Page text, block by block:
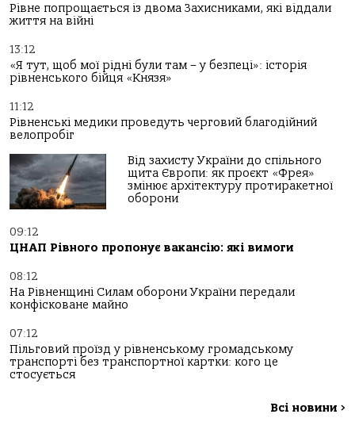
Рівне попрощається із двома Захисниками, які віддали
життя на війні
13:12
«Я тут, щоб мої рідні були там – у безпеці»: історія
рівненського бійця «Князя»
11:12
Рівненські медики проведуть черговий благодійний
велопробіг
Від захисту України до спільного
щита Європи: як проєкт «Фрея»
змінює архітектуру протиракетної
оборони
09:12
ЦНАП Рівного пропонує вакансію: які вимоги
08:12
На Рівненщині Силам оборони України передали
конфісковане майно
07:12
Пільговий проїзд у рівненському громадському
транспорті без транспортної картки: кого це
стосується
Всі новини >